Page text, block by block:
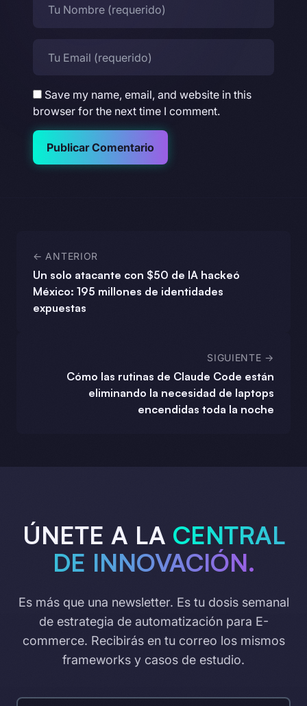
Save my name, email, and website in this
browser for the next time I comment.
Publicar Comentario
← ANTERIOR
Un solo atacante con $50 de IA hackeó
México: 195 millones de identidades
expuestas
SIGUIENTE →
Cómo las rutinas de Claude Code están
eliminando la necesidad de laptops
encendidas toda la noche
ÚNETE A LA CENTRAL
DE INNOVACIÓN.
Es más que una newsletter. Es tu dosis semanal
de estrategia de automatización para E-
commerce. Recibirás en tu correo los mismos
frameworks y casos de estudio.